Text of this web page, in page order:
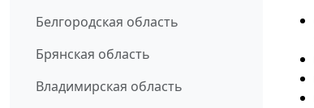
Белгородская область
Брянская область
Владимирская область